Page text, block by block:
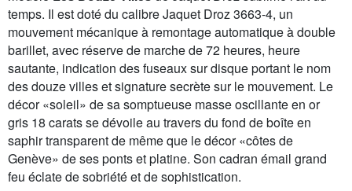
temps. Il est doté du calibre Jaquet Droz 3663-4, un
mouvement mécanique à remontage automatique à double
barillet, avec réserve de marche de 72 heures, heure
sautante, indication des fuseaux sur disque portant le nom
des douze villes et signature secrète sur le mouvement. Le
décor «soleil» de sa somptueuse masse oscillante en or
gris 18 carats se dévoile au travers du fond de boîte en
saphir transparent de même que le décor «côtes de
Genève» de ses ponts et platine. Son cadran émail grand
feu éclate de sobriété et de sophistication.